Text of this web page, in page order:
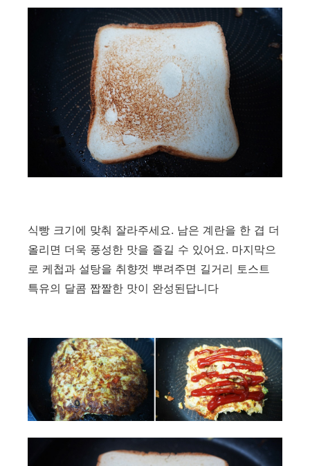
식빵 크기에 맞춰 잘라주세요. 남은 계란을 한 겹 더
올리면 더욱 풍성한 맛을 즐길 수 있어요. 마지막으
로 케첩과 설탕을 취향껏 뿌려주면 길거리 토스트
특유의 달콤 짭짤한 맛이 완성된답니다